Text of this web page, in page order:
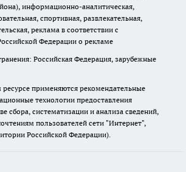
информационно-аналитическая,
спортивная, развлекательная,
реклама в соответствии с
Федерации о рекламе
Российская Федерация, зарубежные
применяются рекомендательные
технологии предоставления
сбора, систематизации и анализа сведений,
пользователей сети "Интернет",
Российской Федерации).